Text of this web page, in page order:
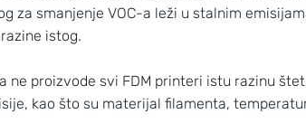
za smanjenje VOC-a leži u stalnim
istog.
ne proizvode svi FDM printeri istu razinu
kao što su materijal filamenta,